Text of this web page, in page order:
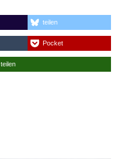
teilen
Pocket
teilen